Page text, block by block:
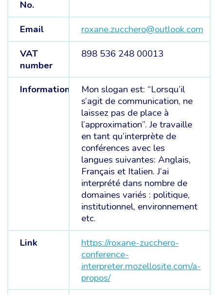
No.
Email
roxane.zucchero@outlook.com
VAT
number
898 536 248 00013
Information
Mon slogan est: “Lorsqu’il
s’agit de communication, ne
laissez pas de place à
l’approximation”. Je travaille
en tant qu’interprète de
conférences avec les
langues suivantes: Anglais,
Français et Italien. J’ai
interprété dans nombre de
domaines variés : politique,
institutionnel, environnement
etc.
Link
https://roxane-zucchero-
conference-
interpreter.mozellosite.com/a-
propos/